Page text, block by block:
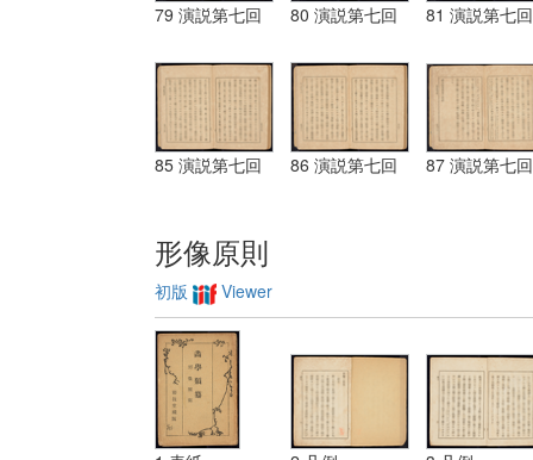
79 演説第七回 80 演説第七回 81 演説第七回
85 演説第七回 86 演説第七回 87 演説第七回
形像原則
初版 Viewer